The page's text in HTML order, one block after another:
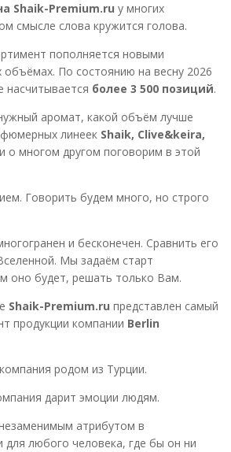
Shaik-Premium.ru у многих
смысле слова кружится голова.
пополняется новыми
По состоянию на весну 2026
насчитывается более 3 500 позиций.
аромат, какой объём лучше
линеек Shaik, Clive&keira,
и о многом другом поговорим в этой
Говорить будем много, но строго
и бесконечен. Сравнить его
Мы задаём старт
оно будет, решать только Вам.
Shaik-Premium.ru представлен самый
продукции компании Berlin
родом из Турции.
дарит эмоции людям.
атрибутом в
для любого человека, где бы он ни